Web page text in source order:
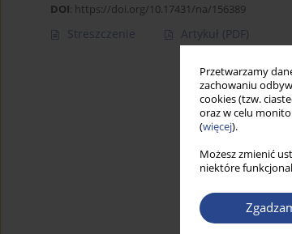
Przetwarzamy
zachowaniu
cookies (tzw.
oraz w celu
(więcej).
Możesz zmienić
niektóre
DOI: https://doi.org/10.17431/na/156389
Streszczenie Artykuł (PDF)